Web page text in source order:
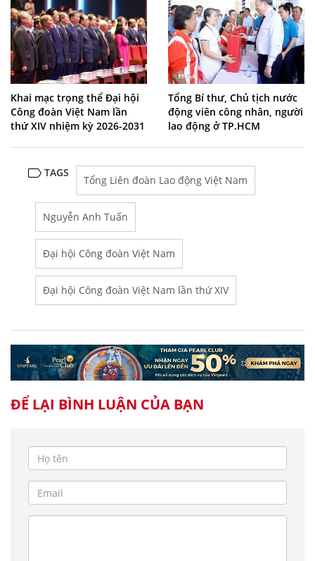
Khai mạc trọng thể Đại hội
Công đoàn Việt Nam lần
thứ XIV nhiệm kỳ 2026-2031
Tổng Bí thư, Chủ tịch nước
động viên công nhân, người
lao động ở TP.HCM
TAGS
Tổng Liên đoàn Lao động Việt Nam
Nguyễn Anh Tuấn
Đại hội Công đoàn Việt Nam
Đại hội Công đoàn Việt Nam lần thứ XIV
ĐỂ LẠI BÌNH LUẬN CỦA BẠN